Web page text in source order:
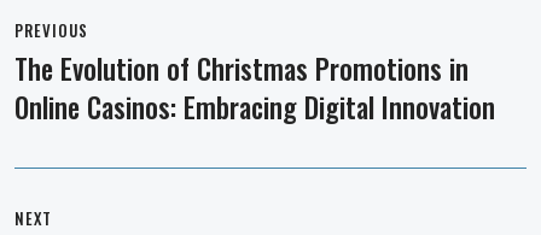
navigation
PREVIOUS
Previous
post:
The Evolution of Christmas Promotions in
Online Casinos: Embracing Digital Innovation
NEXT